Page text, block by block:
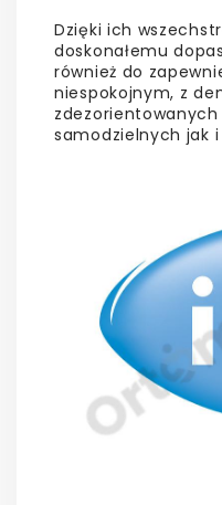
Dzięki ich
doskonałemu
również do
niespokojnym, z
zdezorientowanych
samodzielnych jak